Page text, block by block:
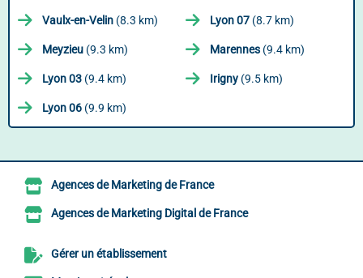
Vaulx-en-Velin (8.3 km) Lyon 07 (8.7 km)
Meyzieu (9.3 km) Marennes (9.4 km)
Lyon 03 (9.4 km) Irigny (9.5 km)
Lyon 06 (9.9 km)
Agences de Marketing de France
Agences de Marketing Digital de France
Gérer un établissement